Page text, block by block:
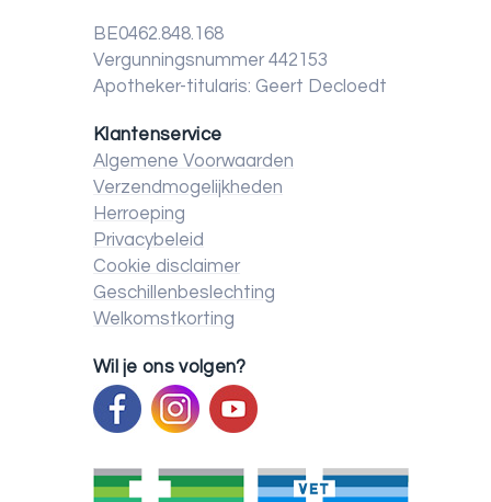
BE0462.848.168
Vergunningsnummer 442153
Apotheker-titularis: Geert Decloedt
Klantenservice
Algemene Voorwaarden
Verzendmogelijkheden
Herroeping
Privacybeleid
Cookie disclaimer
Geschillenbeslechting
Welkomstkorting
Wil je ons volgen?